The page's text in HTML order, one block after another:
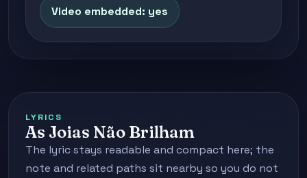
Video embedded: yes
LYRICS
As Joias Não Brilham
The lyric stays readable and compact here; the
note and related paths sit nearby so you do not